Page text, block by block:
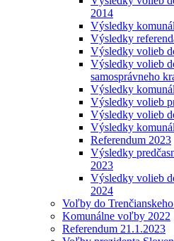
2014
Výsledky
Výsledky
Výsledky volieb
Výsledky volieb
samosprávneho
Výsledky
Výsledky volieb
Výsledky volieb
Výsledky
Referendum 2023
Výsledky
2023
Výsledky volieb
2024
Voľby do
Komunálne voľby 2022
Referendum 21.1.2023